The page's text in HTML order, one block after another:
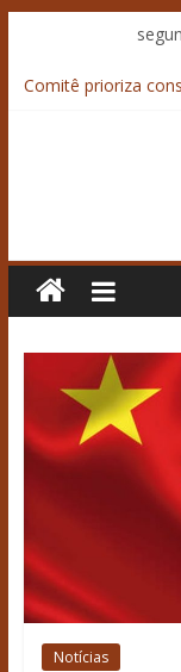
Comitê prioriza
em meio ao
“SIAVS 2026”
Boletim da
Armazenamento
Notícias